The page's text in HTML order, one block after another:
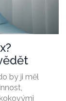
by ji měl